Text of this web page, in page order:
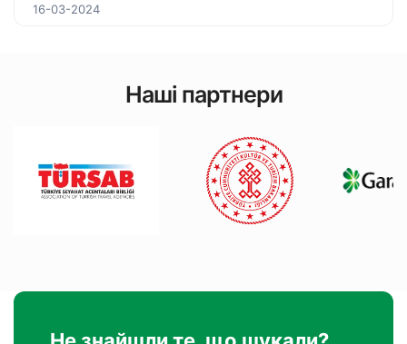
16-03-2024
Наші партнери